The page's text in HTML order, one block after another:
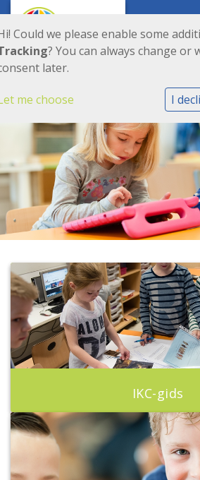
IKC-gids
Could we please enable some
? You can always change or
later.
me choose I